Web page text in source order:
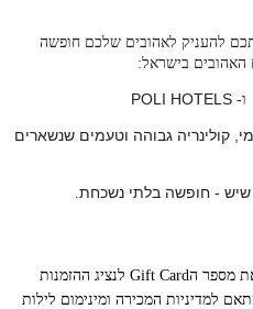
להעניק לאהובים שלכם חופשה
האהובים בישראל:
ו- POLI HOTELS
קולינריה גבוהה וטעמים שנשארים
- חופשה בלתי נשכחת
Gift Card לנציג ההזמנות
למדיניות המכירה ומינימום לילות